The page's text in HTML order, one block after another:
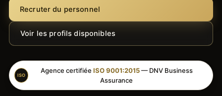
Recruter du personnel
Voir les profils disponibles
ISO
Agence certifiée ISO 9001:2015— DNV Business
Assurance